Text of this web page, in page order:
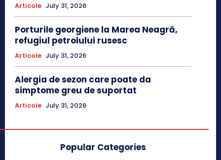
Articole July 31, 2026
Porturile georgiene la Marea Neagră,
refugiul petrolului rusesc
Articole July 31, 2026
Alergia de sezon care poate da
simptome greu de suportat
Articole July 31, 2026
Popular Categories